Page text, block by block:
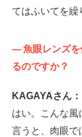
てはふいてを繰
—魚眼レンズ
るのですか？
KAGAYAさん：
はい。こんな風
言うと、肉眼で